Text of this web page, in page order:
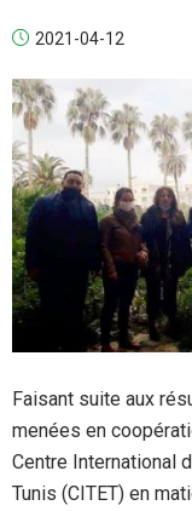
2021-04-12
Faisant suite aux
menées en
Centre International
Tunis (CITET) en